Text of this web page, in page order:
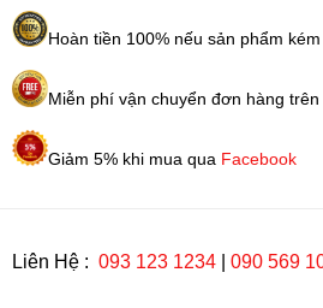
Hoàn tiền 100% nếu sản phẩm
Miễn phí vận chuyển đơn hàng
Giảm 5% khi mua qua Facebook
Liên Hệ : 093 123 1234 090 569